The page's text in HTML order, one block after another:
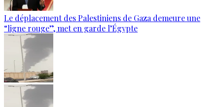
Le déplacement des Palestiniens de Gaza demeure une
“ligne rouge”, met en garde l’Égypte